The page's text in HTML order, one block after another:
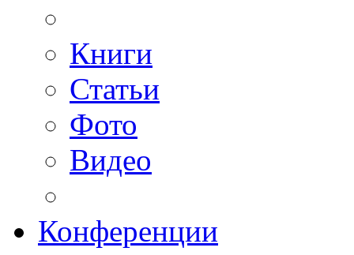
Книги
Статьи
Фото
Видео
Конференции